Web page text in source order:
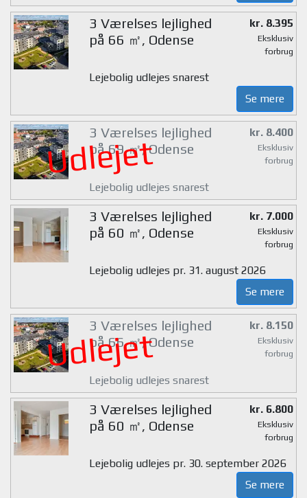
3 Værelses lejlighed
på 66 ㎡, Odense
kr. 8.395
Eksklusiv
forbrug
Lejebolig udlejes snarest
Se mere
Udlejet
3 Værelses lejlighed
på 69 ㎡, Odense
kr. 8.400
Eksklusiv
forbrug
Lejebolig udlejes snarest
3 Værelses lejlighed
på 60 ㎡, Odense
kr. 7.000
Eksklusiv
forbrug
Lejebolig udlejes pr. 31. august 2026
Se mere
Udlejet
3 Værelses lejlighed
på 66 ㎡, Odense
kr. 8.150
Eksklusiv
forbrug
Lejebolig udlejes snarest
3 Værelses lejlighed
på 60 ㎡, Odense
kr. 6.800
Eksklusiv
forbrug
Lejebolig udlejes pr. 30. september 2026
Se mere